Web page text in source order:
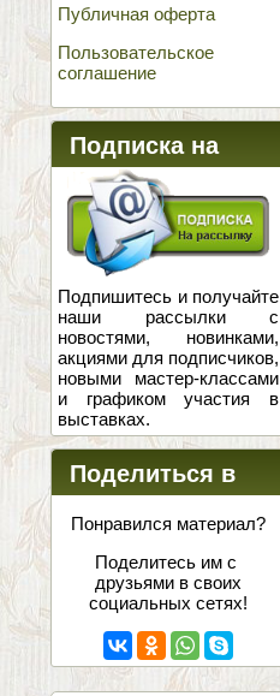
Публичная оферта
Пользовательское
соглашение
Подписка на
новости
Подпишитесь и получайте
наши рассылки с
новостями, новинками,
акциями для подписчиков,
новыми мастер-классами
и графиком участия в
выставках.
Поделиться в
соцсетях
Понравился материал?
Поделитесь им с
друзьями в своих
социальных сетях!